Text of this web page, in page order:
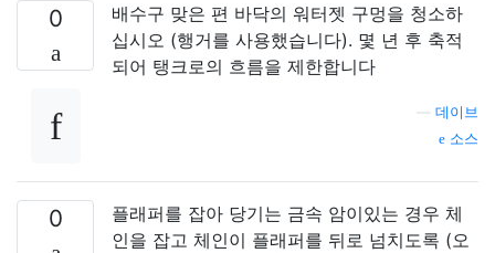
0
배수구 맞은 편 바닥의 워터젯 구멍을 청소하
십시오 (행거를 사용했습니다). 몇 년 후 축적
되어 탱크로의 흐름을 제한합니다
데이브
소스
0
플래퍼를 잡아 당기는 금속 암이있는 경우 체
인을 잡고 체인이 플래퍼를 뒤로 넘치도록 (오